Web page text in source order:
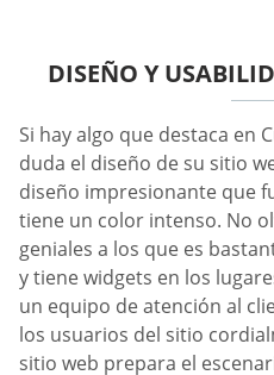
DISEÑO Y
Si hay algo que destaca en
duda el diseño de su sitio
diseño impresionante que
tiene un color intenso. No
geniales a los que es
y tiene widgets en los
un equipo de atención al
los usuarios del sitio
sitio web prepara el